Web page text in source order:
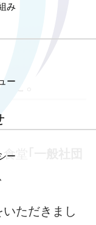
み
ー
ー
。
堂
ただきまし